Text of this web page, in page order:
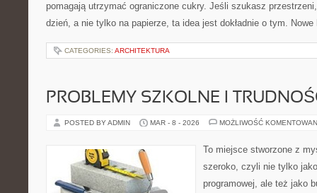
pomagają utrzymać ograniczone cukry. Jeśli szukasz
dzień, a nie tylko na papierze, ta idea jest dokładnie o tym.
CATEGORIES: ARCHITEKTURA
PROBLEMY SZKOLNE I
POSTED BY ADMIN MAR - 8 - 2026 MOŻLIWOŚĆ
To miejsce stworzone z
szeroko, czyli nie tylko
programowej, ale też jako